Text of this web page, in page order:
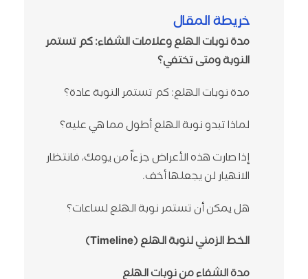
خريطة المقال
مدة نوبات الهلع وعلامات الشفاء: كم تستمر
النوبة ومتى تختفي؟
مدة نوبات الهلع: كم تستمر النوبة عادة؟
لماذا تبدو نوبة الهلع أطول مما هي عليه؟
إذا صارت هذه الأعراض جزءاً من يومك، فانتظار
الانهيار لن يجعلها أخف.
هل يمكن أن تستمر نوبة الهلع لساعات؟
الخط الزمني لنوبة الهلع (Timeline)
مدة الشفاء من نوبات الهلع